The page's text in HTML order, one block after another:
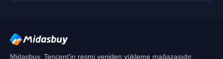
Midasbuy, Tencent'in resmi yeniden yükleme mağazasıdır.